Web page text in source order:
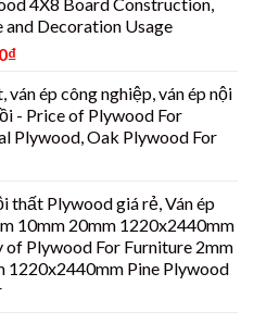
and Decoration Usage
₫
ván ép công nghiệp, ván ép nội
- Price of Plywood For
Plywood, Oak Plywood For
thất Plywood giá rẻ, Ván ép
10mm 20mm 1220x2440mm
of Plywood For Furniture 2mm
1220x2440mm Pine Plywood